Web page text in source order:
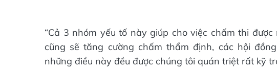
“Cả 3 nhóm yếu tố này giúp cho việc chấm thi
cũng sẽ tăng cường chấm thẩm định, các hội
những điều này đều được chúng tôi quán triệt rất kỹ